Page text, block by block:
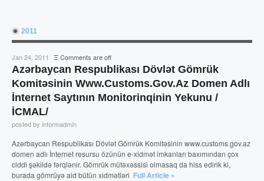
2011
Jan 24, 2011 ΞComments are off
Azərbaycan Respublikası Dövlət Gömrük
Komitəsinin Www.customs.gov.az Domen Adlı
İnternet Saytının Monitorinqinin Yekunu /
İCMAL/
posted by informadmin
Azərbaycan Respublikası Dövlət Gömrük Komitəsinin www.customs.gov.az
domen adlı İnternet resursu özünün e-xidmət imkanları baxımından çox
ciddi şəkildə fərqlənir. Gömrük mütəxəssisi olmasaq da hiss edirik ki,
burada gömrüyə aid bütün xidmətləri Full Article »